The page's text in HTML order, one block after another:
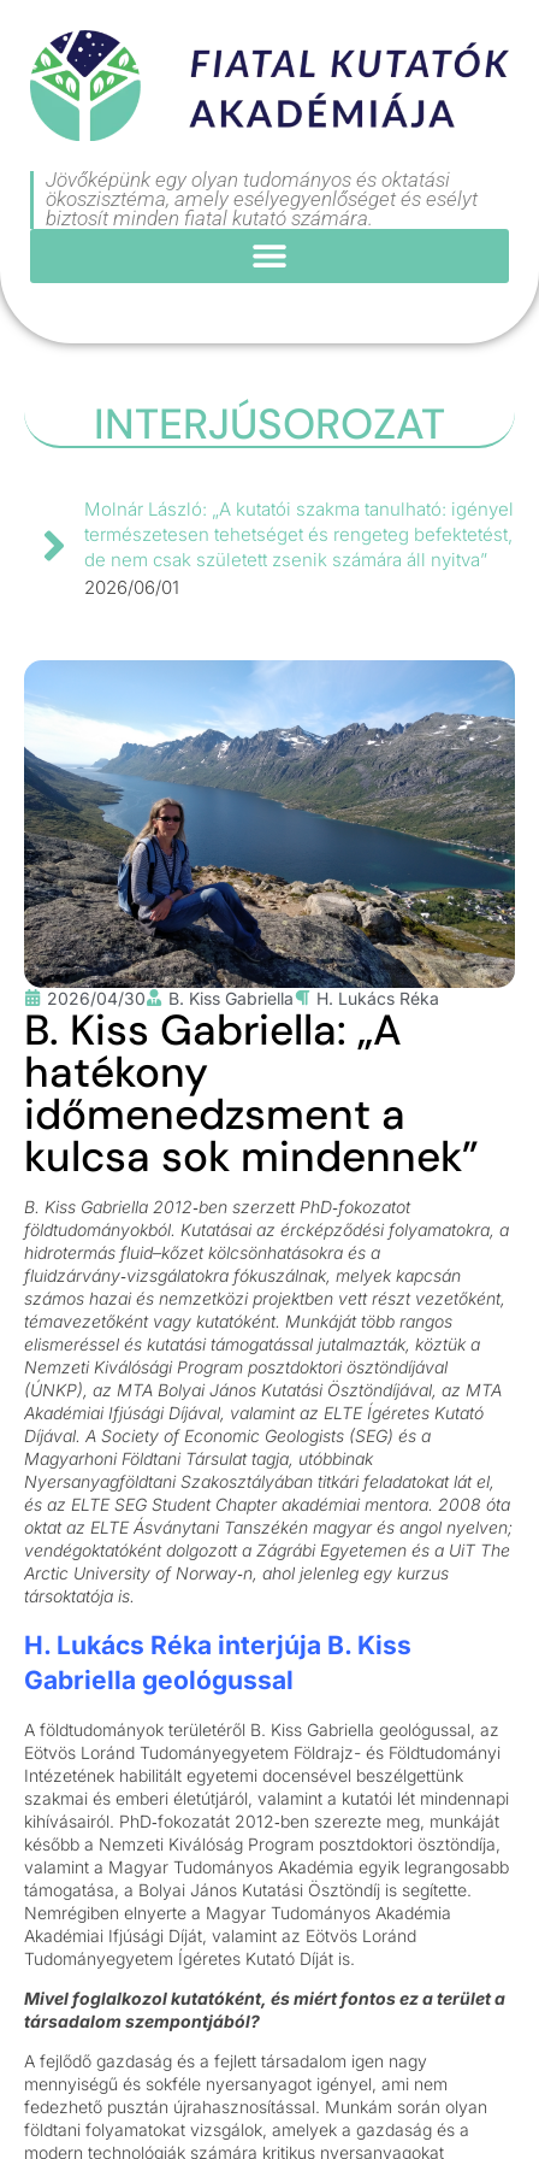
Jövőképünk egy olyan tudományos és oktatási
ökoszisztéma, amely esélyegyenlőséget és esélyt
biztosít minden fiatal kutató számára.
INTERJÚSOROZAT
Molnár László: „A kutatói szakma tanulható: igényel
természetesen tehetséget és rengeteg befektetést,
de nem csak született zsenik számára áll nyitva”
2026/06/01
2026/04/30 B. Kiss Gabriella H. Lukács Réka
B. Kiss Gabriella: „A
hatékony
időmenedzsment a
kulcsa sok mindennek”
B. Kiss Gabriella 2012‑ben szerzett PhD‑fokozatot
földtudományokból. Kutatásai az ércképződési folyamatokra, a
hidrotermás fluid–kőzet kölcsönhatásokra és a
fluidzárvány‑vizsgálatokra fókuszálnak, melyek kapcsán
számos hazai és nemzetközi projektben vett részt vezetőként,
témavezetőként vagy kutatóként. Munkáját több rangos
elismeréssel és kutatási támogatással jutalmazták, köztük a
Nemzeti Kiválósági Program posztdoktori ösztöndíjával
(ÚNKP), az MTA Bolyai János Kutatási Ösztöndíjával, az MTA
Akadémiai Ifjúsági Díjával, valamint az ELTE Ígéretes Kutató
Díjával. A Society of Economic Geologists (SEG) és a
Magyarhoni Földtani Társulat tagja, utóbbinak
Nyersanyagföldtani Szakosztályában titkári feladatokat lát el,
és az ELTE SEG Student Chapter akadémiai mentora. 2008 óta
oktat az ELTE Ásványtani Tanszékén magyar és аngol nyelven;
vendégoktatóként dolgozott a Zágrábi Egyetemen és a UiT The
Arctic University of Norway‑n, ahol jelenleg egy kurzus
társoktatója is.
H. Lukács Réka interjúja B. Kiss
Gabriella geológussal
A földtudományok területéről B. Kiss Gabriella geológussal, az
Eötvös Loránd Tudományegyetem Földrajz- és Földtudományi
Intézetének habilitált egyetemi docensével beszélgettünk
szakmai és emberi életútjáról, valamint a kutatói lét mindennapi
kihívásairól. PhD‑fokozatát 2012‑ben szerezte meg, munkáját
később a Nemzeti Kiválóság Program posztdoktori ösztöndíja,
valamint a Magyar Tudományos Akadémia egyik legrangosabb
támogatása, a Bolyai János Kutatási Ösztöndíj is segítette.
Nemrégiben elnyerte a Magyar Tudományos Akadémia
Akadémiai Ifjúsági Díját, valamint az Eötvös Loránd
Tudományegyetem Ígéretes Kutató Díját is.
Mivel foglalkozol kutatóként, és miért fontos ez a terület a
társadalom szempontjából?
A fejlődő gazdaság és a fejlett társadalom igen nagy
mennyiségű és sokféle nyersanyagot igényel, ami nem
fedezhető pusztán újrahasznosítással. Munkám során olyan
földtani folyamatokat vizsgálok, amelyek a gazdaság és a
modern technológiák számára kritikus nyersanyagokat